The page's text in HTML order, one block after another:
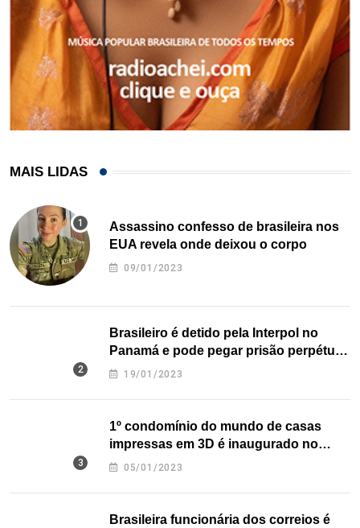
MAIS LIDAS
Assassino confesso de brasileira nos
EUA revela onde deixou o corpo
09/01/2023
Brasileiro é detido pela Interpol no
Panamá e pode pegar prisão perpétua
nos EUA
19/01/2023
1º condomínio do mundo de casas
impressas em 3D é inaugurado no
Texas
05/01/2023
Brasileira funcionária dos correios é